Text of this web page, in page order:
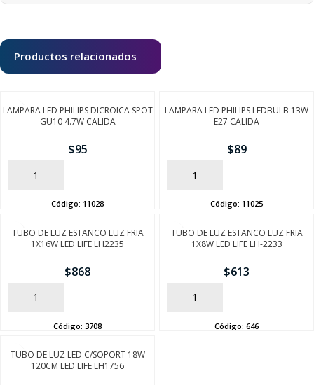
Productos relacionados
LAMPARA LED PHILIPS DICROICA SPOT
GU10 4.7W CALIDA
$95
AÑADIR
Código: 11028
LAMPARA LED PHILIPS LEDBULB 13W
E27 CALIDA
$89
AÑADIR
Código: 11025
TUBO DE LUZ ESTANCO LUZ FRIA
1X16W LED LIFE LH2235
$868
AÑADIR
Código: 3708
TUBO DE LUZ ESTANCO LUZ FRIA
1X8W LED LIFE LH-2233
$613
AÑADIR
Código: 646
TUBO DE LUZ LED C/SOPORT 18W
120CM LED LIFE LH1756SEGUÍ COMPRANDO